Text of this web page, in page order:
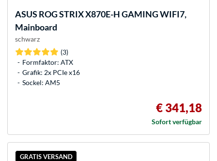
ASUS ROG STRIX X870E-H GAMING WIFI7,
Mainboard
schwarz
(3)
Formfaktor: ATX
Grafik: 2x PCIe x16
Sockel: AM5
€ 341,18
Sofort verfügbar
GRATIS VERSAND